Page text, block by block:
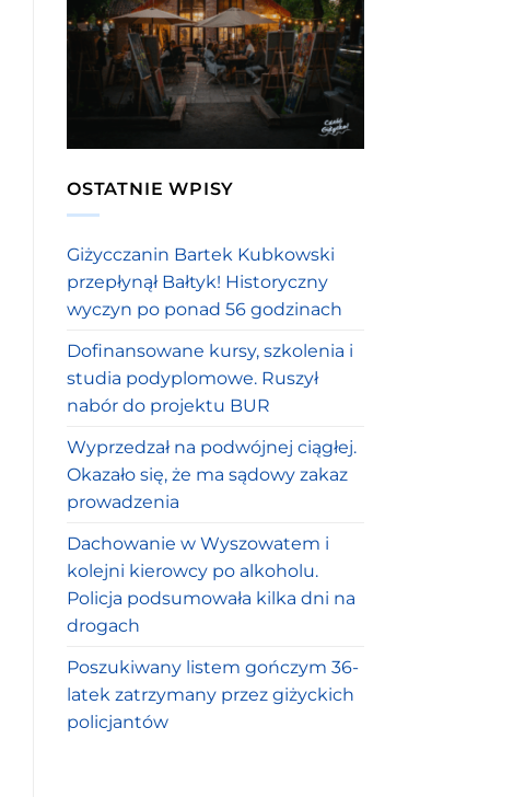
OSTATNIE WPISY
Giżycczanin Bartek Kubkowski
przepłynął Bałtyk! Historyczny
wyczyn po ponad 56 godzinach
Dofinansowane kursy, szkolenia i
studia podyplomowe. Ruszył
nabór do projektu BUR
Wyprzedzał na podwójnej ciągłej.
Okazało się, że ma sądowy zakaz
prowadzenia
Dachowanie w Wyszowatem i
kolejni kierowcy po alkoholu.
Policja podsumowała kilka dni na
drogach
Poszukiwany listem gończym 36-
latek zatrzymany przez giżyckich
policjantów